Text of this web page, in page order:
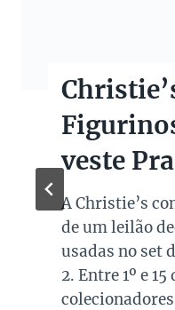
veste
A Christie’s
de um leilão
usadas no set
2. Entre 1º e